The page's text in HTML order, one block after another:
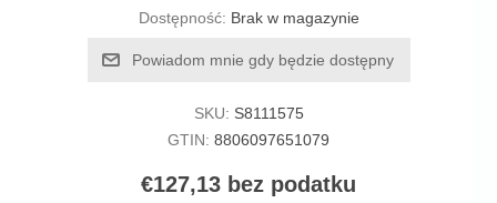
Dostępność: Brak w magazynie
Powiadom mnie gdy będzie dostępny
SKU: S8111575
GTIN: 8806097651079
€127,13 bez podatku